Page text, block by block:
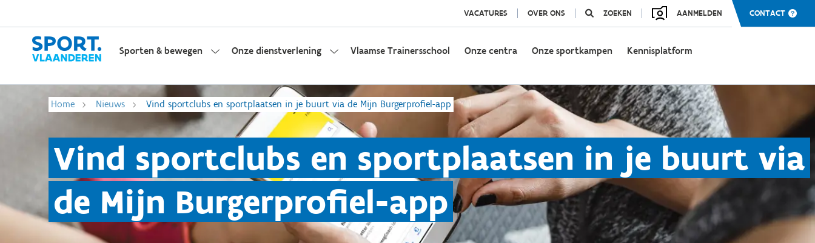
VACATURES OVER ONS ZOEKEN AANMELDEN CONTACT
Sporten & bewegen Onze dienstverlening Vlaamse Trainersschool Onze centra Onze sportkampen Kennisplatform
Home Nieuws Vind sportclubs en sportplaatsen in je buurt via de Mijn Burgerprofiel-app
Vind sportclubs en sportplaatsen in je buurt via
de Mijn Burgerprofiel-app